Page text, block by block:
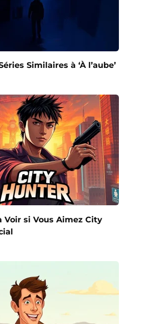
Similaires à ‘À l’aube’
Voir si Vous Aimez City